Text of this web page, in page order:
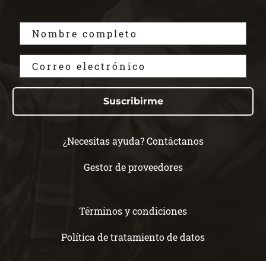
Suscribirme
¿Necesitas ayuda? Contáctanos
Gestor de proveedores
Términos y condiciones
Política de tratamiento de datos